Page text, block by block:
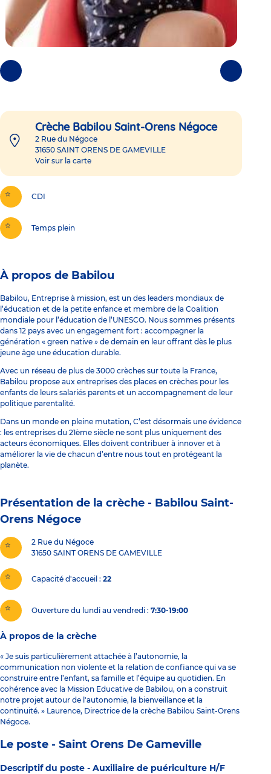
Photos
précédentes
Photos
suivantes
Crèche Babilou Saint-Orens Négoce
2 Rue du Négoce
31650 SAINT ORENS DE GAMEVILLE
Voir sur la carte
CDI
Temps plein
À propos de Babilou
Babilou, Entreprise à mission, est un des leaders mondiaux de
l’éducation et de la petite enfance et membre de la Coalition
mondiale pour l’éducation de l’UNESCO. Nous sommes présents
dans 12 pays avec un engagement fort : accompagner la
génération « green native » de demain en leur offrant dès le plus
jeune âge une éducation durable.
Avec un réseau de plus de 3000 crèches sur toute la France,
Babilou propose aux entreprises des places en crèches pour les
enfants de leurs salariés parents et un accompagnement de leur
politique parentalité.
Dans un monde en pleine mutation, C’est désormais une évidence
: les entreprises du 21ème siècle ne sont plus uniquement des
acteurs économiques. Elles doivent contribuer à innover et à
améliorer la vie de chacun d’entre nous tout en protégeant la
planète.
Présentation de la crèche - Babilou Saint-
Orens Négoce
2 Rue du Négoce
31650 SAINT ORENS DE GAMEVILLE
Capacité d'accueil 22
Ouverture du lundi au vendredi : 7:30-19:00
À propos de la crèche
« Je suis particulièrement attachée à l’autonomie, la
communication non violente et la relation de confiance qui va se
construire entre l’enfant, sa famille et l’équipe au quotidien. En
cohérence avec la Mission Educative de Babilou, on a construit
notre projet autour de l'autonomie, la bienveillance et la
continuité. » Laurence, Directrice de la crèche Babilou Saint-Orens
Négoce.
Le poste - Saint Orens De Gameville
Descriptif du poste - Auxiliaire de puériculture H/F